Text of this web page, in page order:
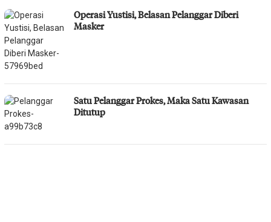
Operasi Yustisi, Belasan Pelanggar Diberi
Masker
Satu Pelanggar Prokes, Maka Satu Kawasan
Ditutup